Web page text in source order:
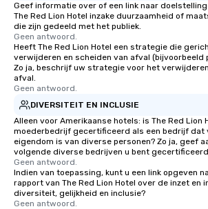
Geef informatie over of een link naar
The Red Lion Hotel inzake duurzaamheid of
die zijn gedeeld met het publiek.
Geen antwoord.
Heeft The Red Lion Hotel een strategie die
verwijderen en scheiden van afval (bijvoorbeeld
Zo ja, beschrijf uw strategie voor het
afval.
Geen antwoord.
DIVERSITEIT EN INCLUSIE
Alleen voor Amerikaanse hotels: is The Red Lion
moederbedrijf gecertificeerd als een bedrijf dat
eigendom is van diverse personen? Zo ja, geef
volgende diverse bedrijven u bent
Geen antwoord.
Indien van toepassing, kunt u een link opgeven
rapport van The Red Lion Hotel over de inzet en
diversiteit, gelijkheid en inclusie?
Geen antwoord.